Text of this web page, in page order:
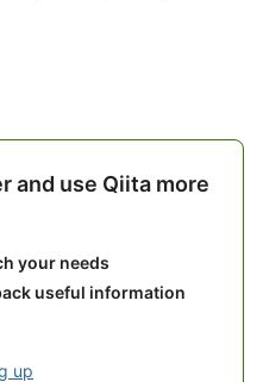
and use Qiita more
your needs
useful information
up